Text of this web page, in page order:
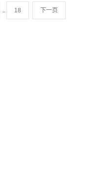
.. 18 下一页